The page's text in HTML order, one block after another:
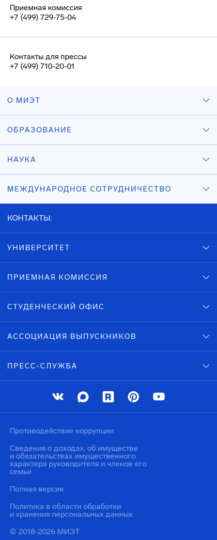
Приемная комиссия
+7 (499) 729-75-04
Контакты для прессы
+7 (499) 710-20-01
О МИЭТ
ОБРАЗОВАНИЕ
НАУКА
МЕЖДУНАРОДНОЕ СОТРУДНИЧЕСТВО
КОНТАКТЫ:
УНИВЕРСИТЕТ
ПРИЕМНАЯ КОМИССИЯ
СТУДЕНЧЕСКИЙ ОФИС
АССОЦИАЦИЯ ВЫПУСКНИКОВ
ПРЕСС-СЛУЖБА
© 2018-2026 МИЭТ
Политика в области обработки
и хранения персональных данных
Противодействие коррупции
Сведения о доходах, об имуществе
и обязательствах имущественного
характера руководителя и членов его
семьи
Полная версия